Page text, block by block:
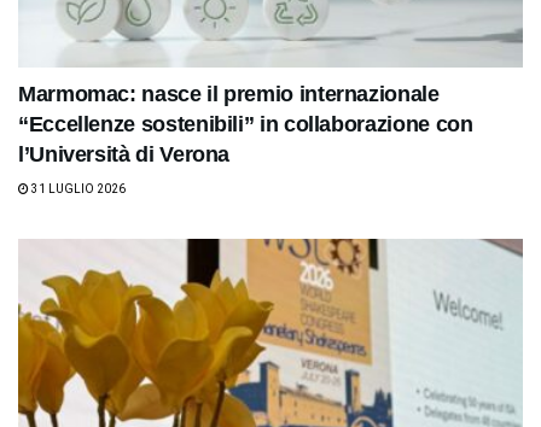
Marmomac: nasce il premio internazionale
“Eccellenze sostenibili” in collaborazione con
l’Università di Verona
31 LUGLIO 2026